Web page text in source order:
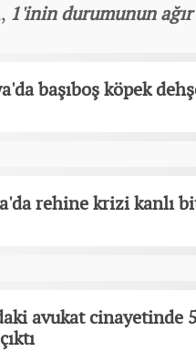
1'inin durumunun
başıboş köpek
rehine krizi kanlı
avukat